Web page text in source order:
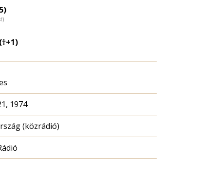
1974
(közrádió)